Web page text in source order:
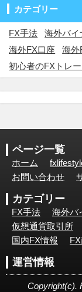
カテゴリー
FX手法 海外バイ
海外FX口座
海外
初心者のFXトレ
ページ一覧
ホーム
お問い合わせ
カテゴリー
FX手法 海外バ
仮想通貨取引所
国内FX情報
運営情報
Copyright(c).